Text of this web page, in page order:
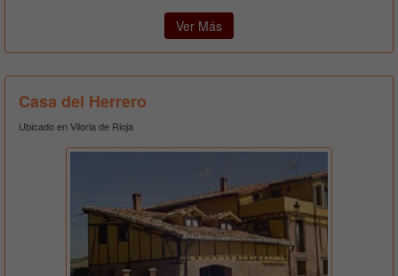
Ver Más
Casa del Herrero
Ubicado en Viloria de Rioja